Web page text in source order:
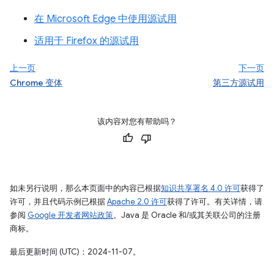
在 Microsoft Edge 中使用源试用
适用于 Firefox 的源试用
上一页
Chrome 变体
下一页
第三方源试用
该内容对您有帮助吗？
如未另行说明，那么本页面中的内容已根据知识共享署名 4.0 许可获得了
许可，并且代码示例已根据Apache 2.0 许可获得了许可。有关详情，请
参阅 Google 开发者网站政策。Java 是 Oracle 和/或其关联公司的注册
商标。
最后更新时间 (UTC)：2024-11-07。